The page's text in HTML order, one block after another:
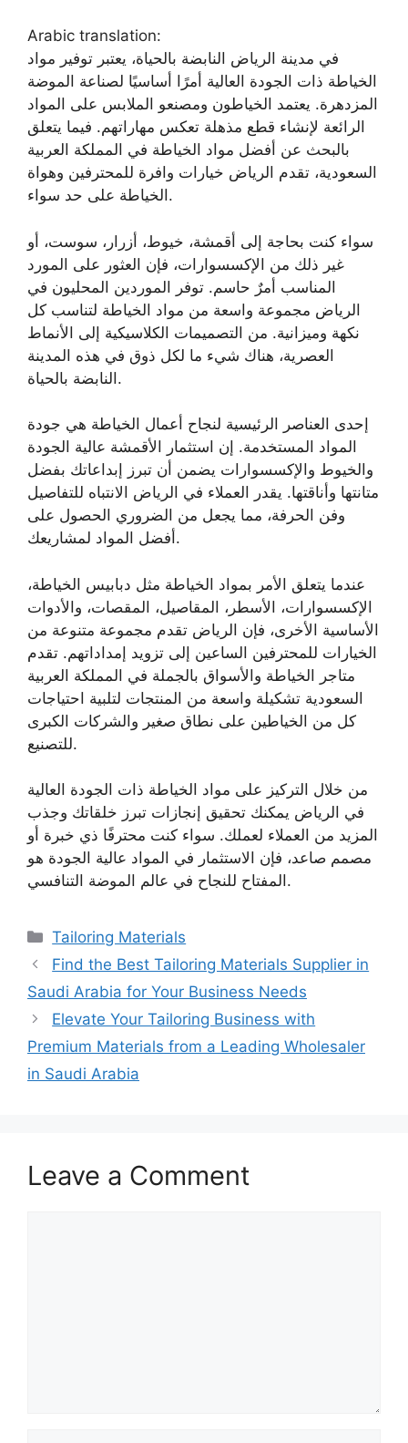
Arabic translation:
في مدينة الرياض النابضة بالحياة، يعتبر توفير مواد
الخياطة ذات الجودة العالية أمرًا أساسيًا لصناعة الموضة
المزدهرة. يعتمد الخياطون ومصنعو الملابس على المواد
الرائعة لإنشاء قطع مذهلة تعكس مهاراتهم. فيما يتعلق
بالبحث عن أفضل مواد الخياطة في المملكة العربية
السعودية، تقدم الرياض خيارات وافرة للمحترفين وهواة
الخياطة على حد سواء.
سواء كنت بحاجة إلى أقمشة، خيوط، أزرار، سوست، أو
غير ذلك من الإكسسوارات، فإن العثور على المورد
المناسب أمرٌ حاسم. توفر الموردين المحليون في
الرياض مجموعة واسعة من مواد الخياطة لتناسب كل
نكهة وميزانية. من التصميمات الكلاسيكية إلى الأنماط
العصرية، هناك شيء ما لكل ذوق في هذه المدينة
النابضة بالحياة.
إحدى العناصر الرئيسية لنجاح أعمال الخياطة هي جودة
المواد المستخدمة. إن استثمار الأقمشة عالية الجودة
والخيوط والإكسسوارات يضمن أن تبرز إبداعاتك بفضل
متانتها وأناقتها. يقدر العملاء في الرياض الانتباه للتفاصيل
وفن الحرفة، مما يجعل من الضروري الحصول على
أفضل المواد لمشاريعك.
عندما يتعلق الأمر بمواد الخياطة مثل دبابيس الخياطة،
الإكسسوارات، الأسطر، المقاصيل، المقصات، والأدوات
الأساسية الأخرى، فإن الرياض تقدم مجموعة متنوعة من
الخيارات للمحترفين الساعين إلى تزويد إمداداتهم. تقدم
متاجر الخياطة والأسواق بالجملة في المملكة العربية
السعودية تشكيلة واسعة من المنتجات لتلبية احتياجات
كل من الخياطين على نطاق صغير والشركات الكبرى
للتصنيع.
من خلال التركيز على مواد الخياطة ذات الجودة العالية
في الرياض يمكنك تحقيق إنجازات تبرز خلقاتك وجذب
المزيد من العملاء لعملك. سواء كنت محترفًا ذي خبرة أو
مصمم صاعد، فإن الاستثمار في المواد عالية الجودة هو
المفتاح للنجاح في عالم الموضة التنافسي.
Categories
Tailoring Materials
Find the Best Tailoring Materials Supplier in
Saudi Arabia for Your Business Needs
Elevate Your Tailoring Business with
Premium Materials from a Leading Wholesaler
in Saudi Arabia
Leave a Comment